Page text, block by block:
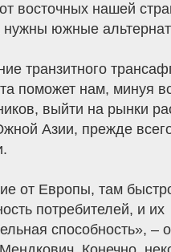
восточных нашей
нужны южные
транзитного
поможет нам, минуя
выйти на рынки
Азии, прежде
от Европы, там
потребителей, и их
способность», –